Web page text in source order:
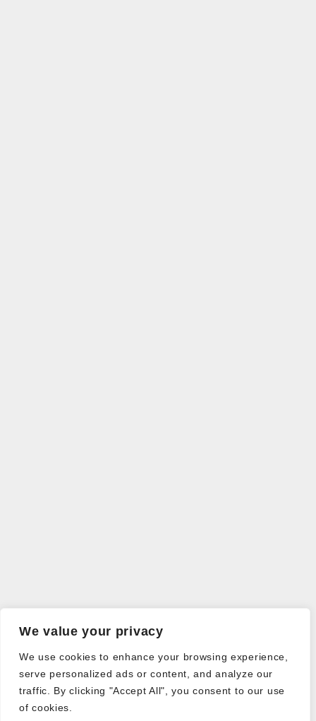
We value your privacy
We use cookies to enhance your browsing experience,
serve personalized ads or content, and analyze our
traffic. By clicking "Accept All", you consent to our use
of cookies.